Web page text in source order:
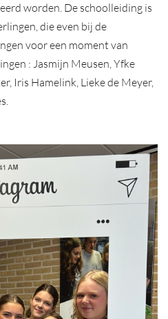
worden. De schoolleiding is
die even bij de
voor een moment van
: Jasmijn Meusen, Yfke
Iris Hamelink, Lieke de Meyer,